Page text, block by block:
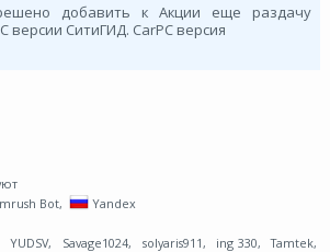
добавить к Акции еще раздачу
версии СитиГИД. CarPC версия
Bot,
Yandex
YUDSV, Savage1024, solyaris911 , ing 330, Tamtek,